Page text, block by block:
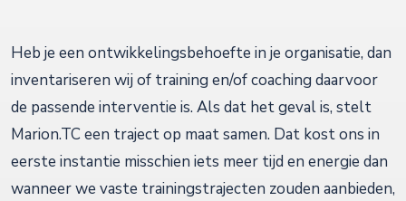
Heb je een ontwikkelingsbehoefte in je organisatie, dan
inventariseren wij of training en/of coaching daarvoor
de passende interventie is. Als dat het geval is, stelt
Marion.TC een traject op maat samen. Dat kost ons in
eerste instantie misschien iets meer tijd en energie dan
wanneer we vaste trainingstrajecten zouden aanbieden,